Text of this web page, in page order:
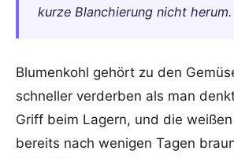
kurze Blanchierung nicht herum.
Blumenkohl gehört zu den
schneller verderben als man
Griff beim Lagern, und die
bereits nach wenigen Tagen